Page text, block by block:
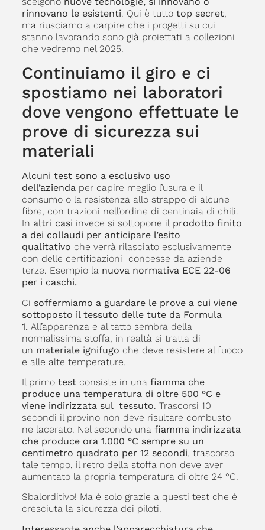
rinnovano le esistenti. Qui è tutto top secret,
ma riusciamo a carpire che i progetti su cui
stanno lavorando sono già proiettati a collezioni
che vedremo nel 2025.
Continuiamo il giro e ci
spostiamo nei laboratori
dove vengono effettuate le
prove di sicurezza sui
materiali
Alcuni test sono a esclusivo uso
dell’aziendaper capire meglio l’usura e il
consumo o la resistenza allo strappo di alcune
fibre, con trazioni nell’ordine di centinaia di chili.
In altri casi invece si sottopone il prodotto finito
a dei collaudi per anticipare l’esito
qualitativo che verrà rilasciato esclusivamente
con delle certificazioni concesse da aziende
terze. Esempio la nuova normativa ECE 22-06
per i caschi.
Ci soffermiamo a guardare le prove a cui viene
sottoposto il tessuto delle tute da Formula
1. All’apparenza e al tatto sembra della
normalissima stoffa, in realtà si tratta di
un materiale ignifugo che deve resistere al fuoco
e alle alte temperature.
Il primotestconsiste in una fiamma che
produce una temperatura di oltre 500 °C e
viene indirizzata sul tessuto. Trascorsi 10
secondi il provino non deve risultare combusto
ne lacerato. Nel secondo una fiamma indirizzata
che produce ora 1.000 °C sempre su un
centimetro quadrato per 12 secondi, trascorso
tale tempo, il retro della stoffa non deve aver
aumentato la propria temperatura di oltre 24 °C.
Sbalorditivo! Ma è solo grazie a questi test che è
cresciuta la sicurezza dei piloti.